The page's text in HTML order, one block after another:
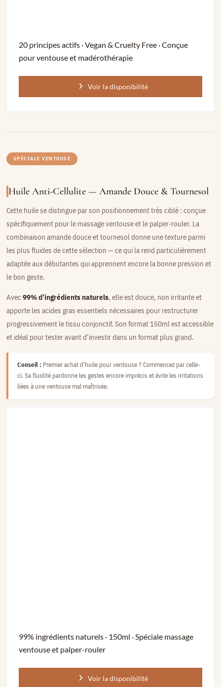
20 principes actifs · Vegan & Cruelty Free · Conçue
pour ventouse et madérothérapie
Voir la disponibilité
SPÉCIALE VENTOUSE
Huile Anti-Cellulite — Amande Douce & Tournesol
Cette huile se distingue par son positionnement très ciblé : conçue
spécifiquement pour le massage ventouse et le palper-rouler. La
combinaison amande douce et tournesol donne une texture parmi
les plus fluides de cette sélection — ce qui la rend particulièrement
adaptée aux débutantes qui apprennent encore la bonne pression et
le bon geste.
Avec99% d’ingrédients naturels, elle est douce, non irritante et
apporte les acides gras essentiels nécessaires pour restructurer
progressivement le tissu conjonctif. Son format 150ml est accessible
et idéal pour tester avant d’investir dans un format plus grand.
Conseil : Premier achat d’huile pour ventouse ? Commencez par celle-
ci. Sa fluidité pardonne les gestes encore imprécis et évite les irritations
liées à une ventouse mal maîtrisée.
99% ingrédients naturels · 150ml · Spéciale massage
ventouse et palper-rouler
Voir la disponibilité